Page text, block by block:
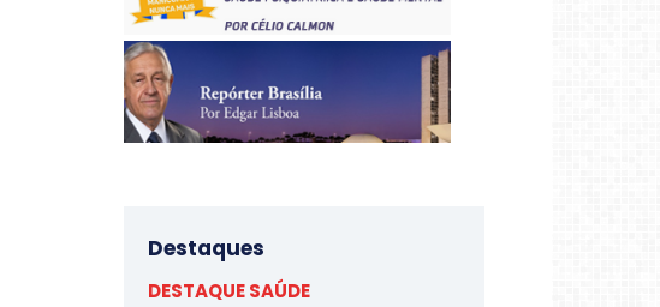
Destaques
DESTAQUE SAÚDE